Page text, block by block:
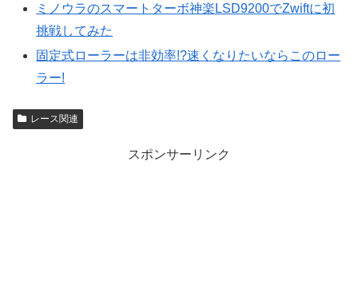
ミノウラのスマートターボ神楽LSD9200でZwiftに初
挑戦してみた
固定式ローラーは非効率!?速くなりたいならこのロー
ラー!
レース関連
スポンサーリンク